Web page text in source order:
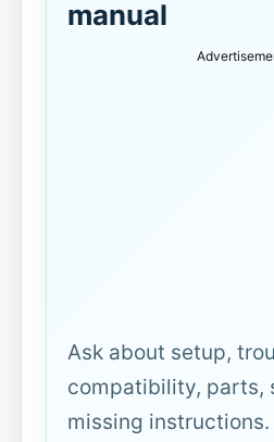
manual
Ask about setup,
compatibility, parts,
missing